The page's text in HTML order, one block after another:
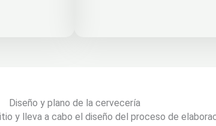
Diseño y plano de la cervecería
y lleva a cabo el diseño del proceso de